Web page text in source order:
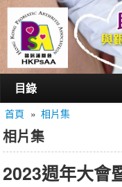
目錄
首頁
認識銀屑護關會
認識銀屑關節炎
首頁 » 相片集
相片集
2023週年大會